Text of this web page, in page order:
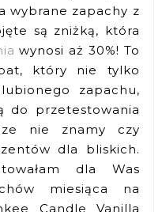
wybrane zapachy z
są zniżką, która
wynosi aż 30%! To
który nie tylko
zapachu,
do przetestowania
nie znamy czy
dla bliskich.
dla Was
miesiąca na
Candle Vanilla